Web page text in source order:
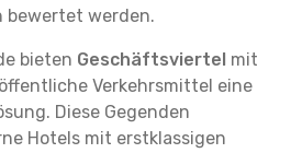
bewertet werden.
bieten Geschäftsviertel mit
Verkehrsmittel eine
Diese Gegenden
Hotels mit erstklassigen